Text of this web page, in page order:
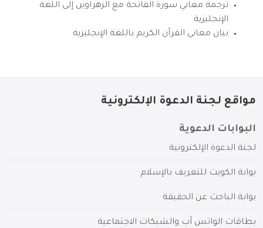
ترجمة معاني سورة الفاتحة مع الزهراوين إلى اللغة
الإنجليزية
بيان معاني القرآن الكريم باللغة الإنجليزية
مواقع لجنة الدعوة الإلكترونية
البوابات الدعوية
لجنة الدعوة الإلكترونية
بوابة الكويت للتعريف بالإسلام
بوابة الباحث عن الحقيقة
بطاقات الواتس آب والشبكات الاجتماعية